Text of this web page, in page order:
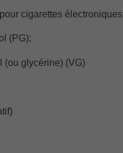
cigarettes
(PG);
(ou glycérine) (VG)